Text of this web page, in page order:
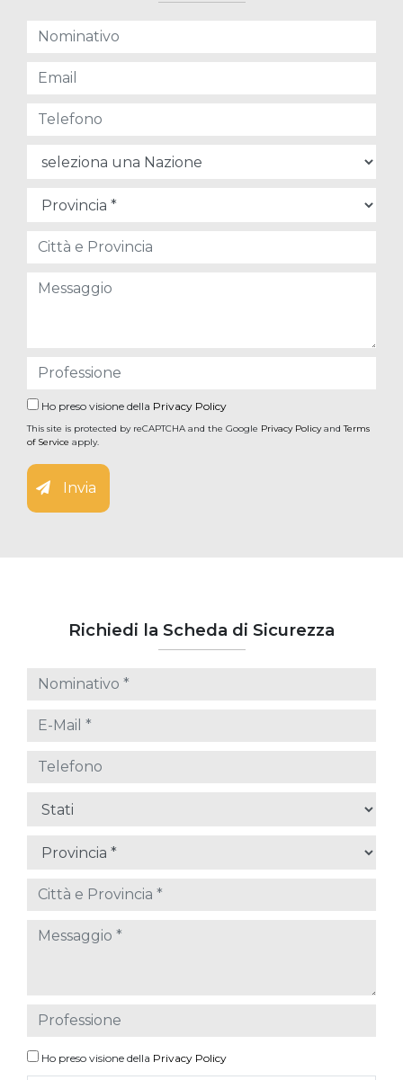
Ho preso visione della Privacy Policy
This site is protected by reCAPTCHA and the Google Privacy PolicyandTerms
of Service apply.
Invia
Richiedi la Scheda di Sicurezza
Ho preso visione della Privacy Policy